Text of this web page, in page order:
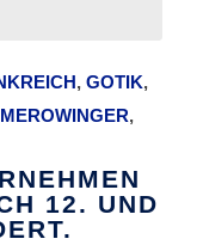
, GOTIK,
MEROWINGER,
12. UND